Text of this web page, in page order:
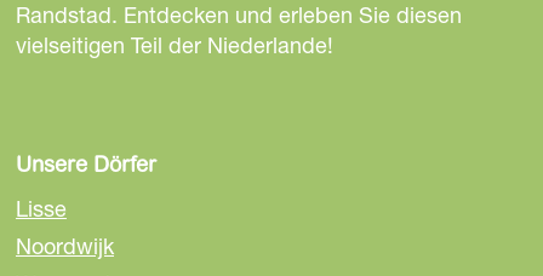
Randstad. Entdecken und erleben Sie diesen
vielseitigen Teil der Niederlande!
Unsere Dörfer
Lisse
Noordwijk